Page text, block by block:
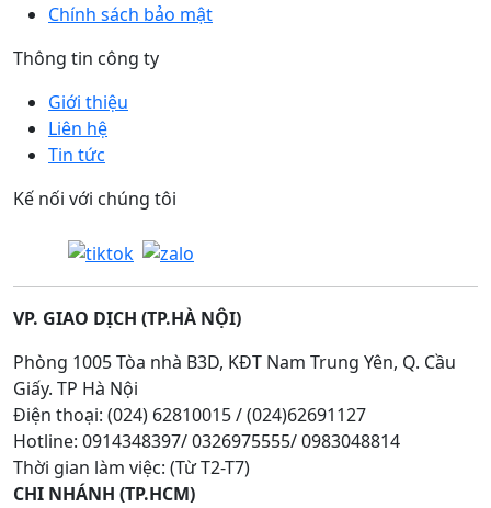
Chính sách bảo mật
Thông tin công ty
Giới thiệu
Liên hệ
Tin tức
Kế nối với chúng tôi
VP. GIAO DỊCH (TP.HÀ NỘI)
Phòng 1005 Tòa nhà B3D, KĐT Nam Trung Yên, Q. Cầu
Giấy. TP Hà Nội
Điện thoại: (024) 62810015 / (024)62691127
Hotline: 0914348397/ 0326975555/ 0983048814
Thời gian làm việc: (Từ T2-T7)
CHI NHÁNH (TP.HCM)